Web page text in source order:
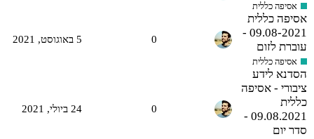
אסיפה כללית
אסיפה כללית
09.08-2021 -
עוברת לזום
אסיפה כללית
0 5 באוגוסט,‏ 2021
הסדנא לידע
ציבורי - אסיפה
כללית
09.08.2021 -
סדר יום
0 24 ביולי,‏ 2021